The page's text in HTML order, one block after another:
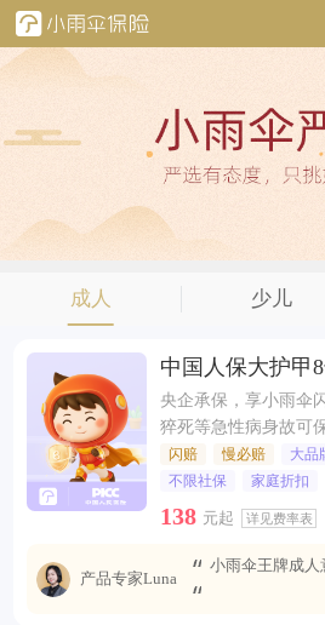
成人 少儿
中国人保大护甲
央企承保，享小雨伞
猝死等急性病身故可
闪赔 慢必赔 大品
不限社保
家庭折扣
138 元起 详见费率表
产品专家Luna
小雨伞王牌成